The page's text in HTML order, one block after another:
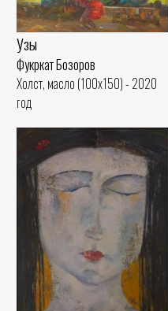
Узы
Фукркат Бозоров
Холст, масло (100x150) - 2020
год